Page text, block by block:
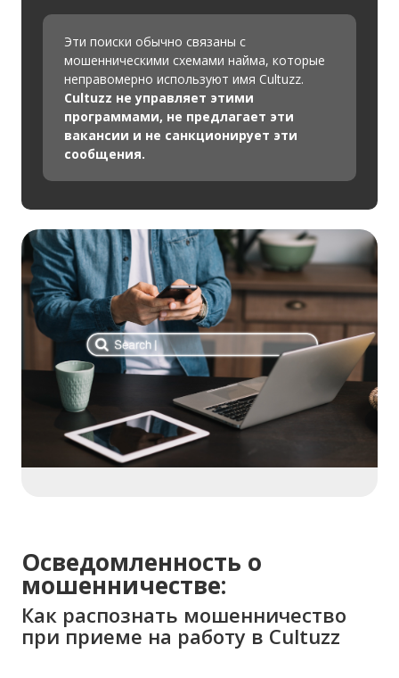
Эти поиски обычно связаны с
мошенническими схемами найма, которые
неправомерно используют имя Cultuzz.
Cultuzz не управляет этими
программами, не предлагает эти
вакансии и не санкционирует эти
сообщения.
Осведомленность о
мошенничестве:
Как распознать мошенничество
при приеме на работу в Cultuzz